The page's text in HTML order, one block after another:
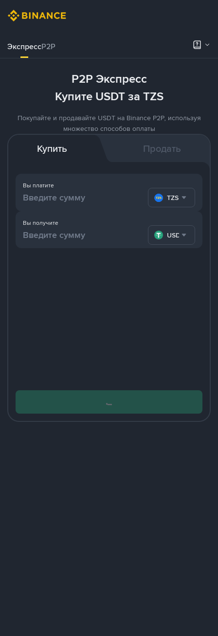
ЭкспрессP2P
P2P Экспресс
Купите USDT за TZS
Покупайте и продавайте USDT на Binance P2P, используя
множество способов оплаты
Купить Продать
Вы платите
TZS
Вы получите
USDT